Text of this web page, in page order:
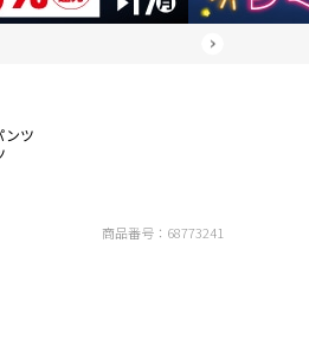
ンツ
商品番号： 68773241